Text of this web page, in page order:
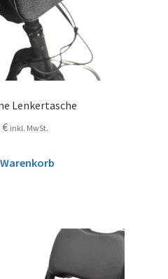
Lenkertasche
€ inkl. MwSt.